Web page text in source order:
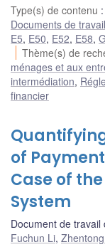
Type(s) de contenu :
Documents de
E5, E50, E52, E58, G
Thème(s) de
ménages et aux
intermédiation,
financier
of
Case of
System
Document de
Fuchun Li,